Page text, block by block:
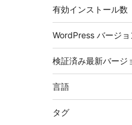
有効インストール数
WordPress バージョ
検証済み最新バージ
言語
タグ